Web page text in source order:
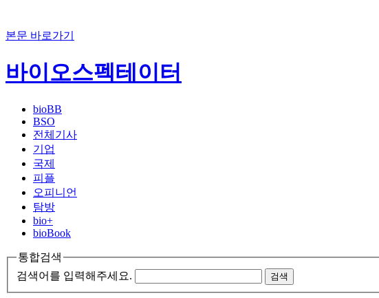
본문 바로가기
바이오스펙테이터
bioBB
BSO
전체기사
기업
국제
피플
오피니언
탐방
bio+
bioBook
통합검색
검색어를 입력해주세요.
검색